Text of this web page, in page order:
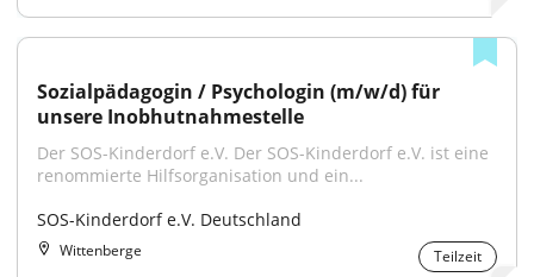
Sozialpädagogin / Psychologin (m/w/d) für
unsere Inobhutnahmestelle
Der SOS-Kinderdorf e.V. Der SOS-Kinderdorf e.V. ist eine
renommierte Hilfsorganisation und ein...
SOS-Kinderdorf e.V. Deutschland
Wittenberge Teilzeit